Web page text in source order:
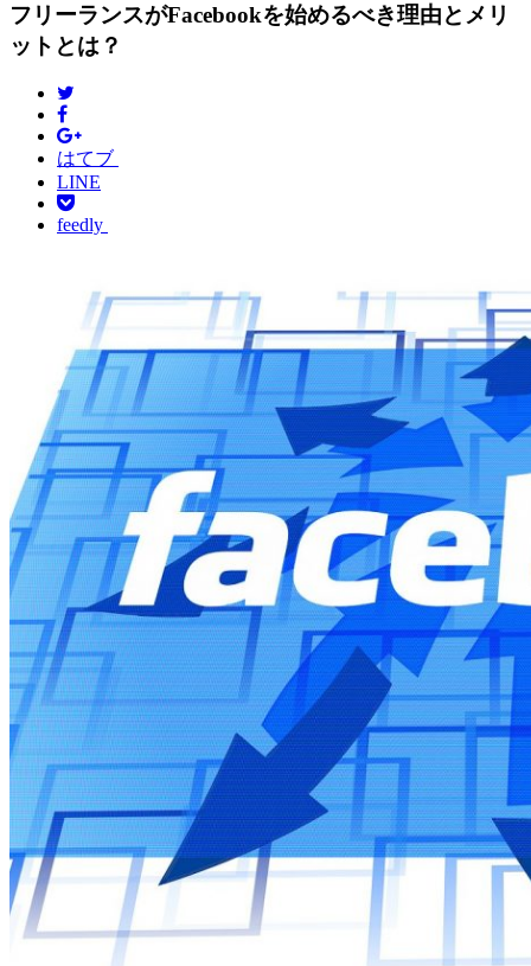
フリーランスがFacebookを始めるべき理由とメリ
ットとは？
はてブ
LINE
feedly